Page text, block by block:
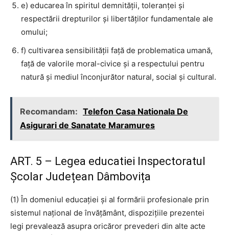
e) educarea în spiritul demnităţii, toleranţei şi
respectării drepturilor şi libertăţilor fundamentale ale
omului;
f) cultivarea sensibilităţii faţă de problematica umană,
faţă de valorile moral-civice şi a respectului pentru
natură şi mediul înconjurător natural, social şi cultural.
Recomandam: Telefon Casa Nationala De
Asigurari de Sanatate Maramures
ART. 5 – Legea educatiei Inspectoratul
Școlar Județean Dâmbovița
(1) În domeniul educaţiei şi al formării profesionale prin
sistemul naţional de învăţământ, dispoziţiile prezentei
legi prevalează asupra oricăror prevederi din alte acte